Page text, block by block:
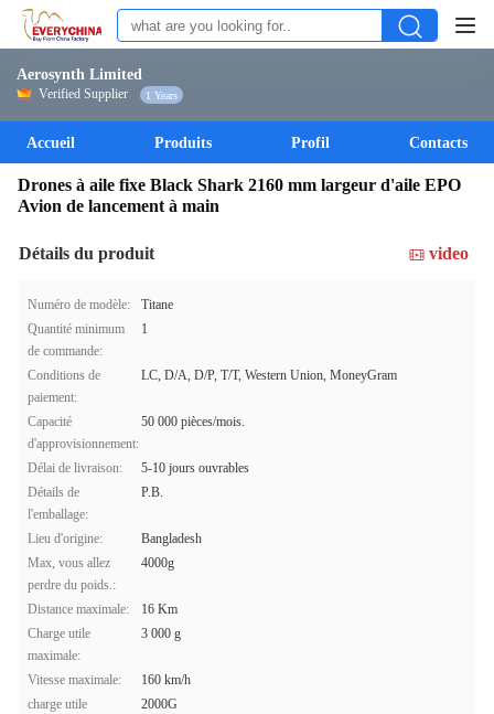
Aerosynth Limited
Verified Supplier 1 Years
Accueil Produits Profil Contacts
Drones à aile fixe Black Shark 2160 mm largeur d'aile EPO
Avion de lancement à main
Détails du produit video
Numéro de modèle:
Titane
Quantité minimum
de commande:
1
Conditions de
paiement:
LC, D/A, D/P, T/T, Western Union, MoneyGram
Capacité
d'approvisionnement:
50 000 pièces/mois.
Délai de livraison:
5-10 jours ouvrables
Détails de
l'emballage:
P.B.
Lieu d'origine:
Bangladesh
Max, vous allez
perdre du poids.:
4000g
Distance maximale:
16 Km
Charge utile
maximale:
3 000 g
Vitesse maximale:
160 km/h
charge utile
2000G